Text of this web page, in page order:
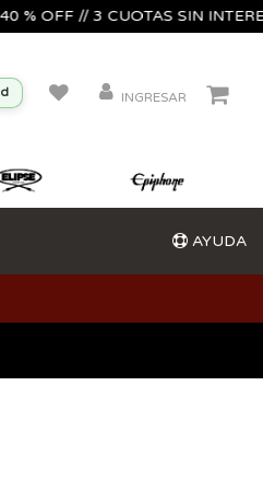
// 3 CUOTAS SIN
INGRESAR
AYUDA